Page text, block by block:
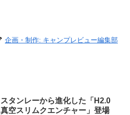
企画・制作: キャンプレビュー編集部
スタンレーから進化した「H2.0
真空スリムクエンチャー」登場